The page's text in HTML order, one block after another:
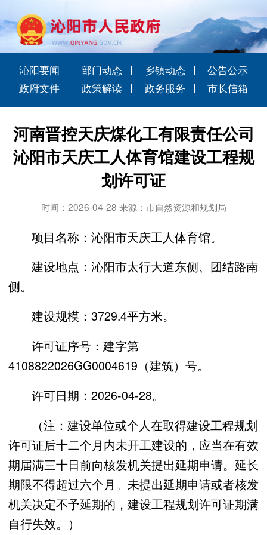
沁阳要闻 部门动态 乡镇动态
公告公示
政府文件
政策解读 政务服务 市长信箱
河南晋控天庆煤化工有限责任公司
沁阳市天庆工人体育馆建设工程规
划许可证
时间：2026-04-28 来源：市自然资源和规划局
项目名称：沁阳市天庆工人体育馆。
建设地点：沁阳市太行大道东侧、团结路南
侧。
建设规模：3729.4平方米。
许可证序号：建字第
4108822026GG0004619（建筑）号。
许可日期：2026-04-28。
（注：建设单位或个人在取得建设工程规划
许可证后十二个月内未开工建设的，应当在有效
期届满三十日前向核发机关提出延期申请。延长
期限不得超过六个月。未提出延期申请或者核发
机关决定不予延期的，建设工程规划许可证期满
自行失效。）